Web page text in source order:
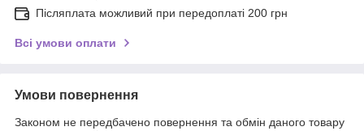
Післяплата можливий при передоплаті 200 грн
Всі умови оплати
Умови повернення
Законом не передбачено повернення та обмін даного товару